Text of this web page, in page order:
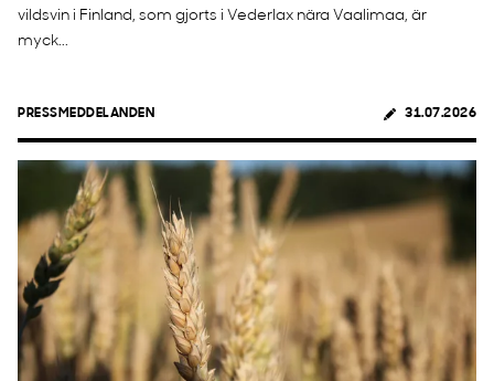
vildsvin i Finland, som gjorts i Vederlax nära Vaalimaa, är
myck...
PRESSMEDDELANDEN 31.07.2026